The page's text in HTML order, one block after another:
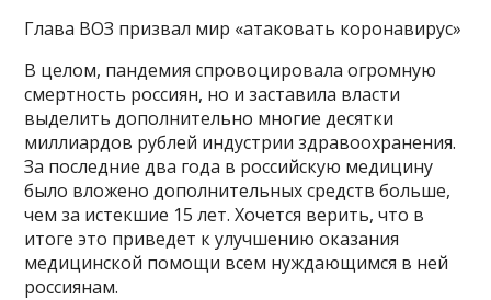
Глава ВОЗ призвал мир «атаковать коронавирус»
В целом, пандемия спровоцировала огромную
смертность россиян, но и заставила власти
выделить дополнительно многие десятки
миллиардов рублей индустрии здравоохранения.
За последние два года в российскую медицину
было вложено дополнительных средств больше,
чем за истекшие 15 лет. Хочется верить, что в
итоге это приведет к улучшению оказания
медицинской помощи всем нуждающимся в ней
россиянам.